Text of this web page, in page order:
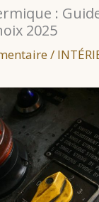
:
2025
/